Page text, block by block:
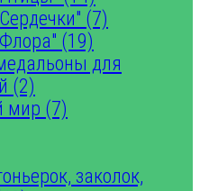
(7)
(19)
для
(2)
мир (7)
заколок,